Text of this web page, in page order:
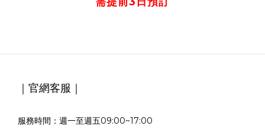
｜官網客服｜
服務時間：週一至週五09:00~17:00